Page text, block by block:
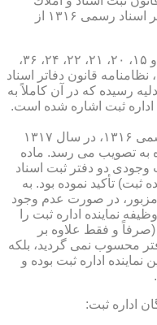
مصوب ۱۳۱۰ از یك طرف و قانون دفاتر اسناد رسمی ۱۳۱۶ از
در سال ۱۳۱۶ و در اجرای مواد ۹ و ۱۰ و ۱۵، ۲۰، ۲۱، ۲۲، ۲۴، ۳۶،
۵۳، ۵۷ قانون دفاتر اسناد رسمی ۱۳۱۶، نظامنامه قانون دفاتر اسناد
عدلیه رسیده كه در آن كاملاً به
اداره ثبت اشاره شده است.
براساس ماده ۴۷ قانون دفاتر اسناد رسمی ۱۳۱۶، در سال ۱۳۱۷
دفاتر اسناد رسمی در ۶۴ ماده به تصویب می رسد. ماده
وجودی دو دفتر ثبت اسناد
ثبت) تأكید نموده بود. به
ماده ۲۴ نظامنامه مزبور، در صورت عدم وجود
نماینده اداره ثبت را
(صرفاً و فقط علاوه بر
محسوب نمی گردید، بلكه
اداره ثبت بوده و
اداره ثبت: